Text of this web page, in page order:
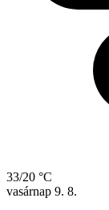
33/20 °C
vasárnap 9. 8.